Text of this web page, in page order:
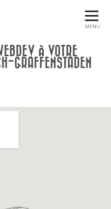
MENU
À VOTRE
GRAFFENSTADEN